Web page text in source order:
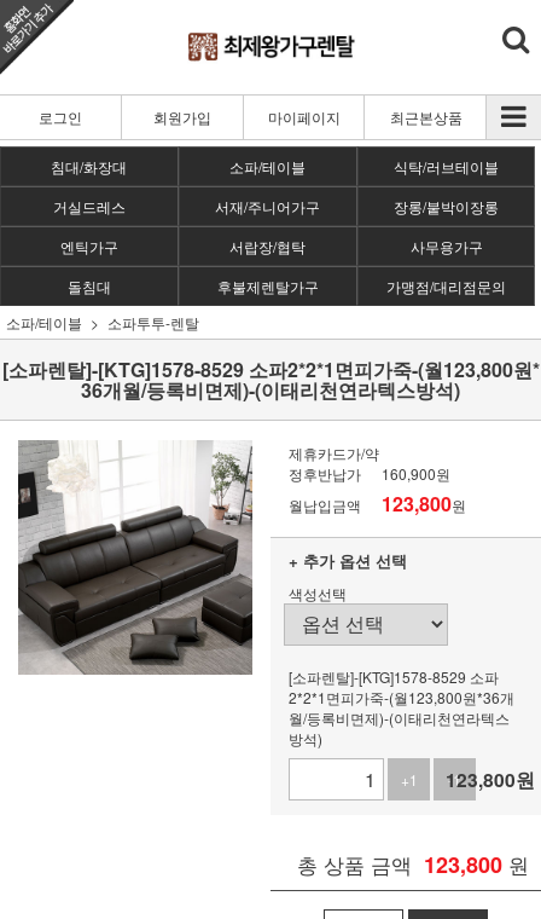
로그인 회원가입 마이페이지 최근본상품
침대/화장대 소파/테이블
식탁/러브테이블
거실드레스
서재/주니어가구
장롱/붙박이장롱
엔틱가구
서랍장/협탁
사무용가구
돌침대
후불제렌탈가구
가맹점/대리점문의
소파/테이블
소파투투-렌탈
[소파렌탈]-[KTG]1578-8529 소파2*2*1면피가죽-(월123,800원*
36개월/등록비면제)-(이태리천연라텍스방석)
제휴카드가/약
정후반납가
160,900원
월납입금액
123,800원
+ 추가 옵션 선택
색성선택
[소파렌탈]-[KTG]1578-8529 소파
2*2*1면피가죽-(월123,800원*36개
월/등록비면제)-(이태리천연라텍스
방석)
+1
-1
123,800원
총 상품 금액 123,800 원